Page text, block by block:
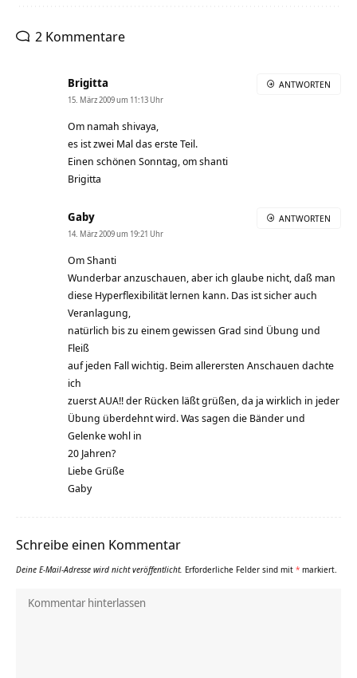
2 Kommentare
Brigitta
15. März 2009 um 11:13 Uhr
Om namah shivaya,
es ist zwei Mal das erste Teil.
Einen schönen Sonntag, om shanti
Brigitta
ANTWORTEN
Gaby
14. März 2009 um 19:21 Uhr
Om Shanti
Wunderbar anzuschauen, aber ich glaube nicht, daß man
diese Hyperflexibilität lernen kann. Das ist sicher auch
Veranlagung,
natürlich bis zu einem gewissen Grad sind Übung und
Fleiß
auf jeden Fall wichtig. Beim allerersten Anschauen dachte
ich
zuerst AUA!! der Rücken läßt grüßen, da ja wirklich in jeder
Übung überdehnt wird. Was sagen die Bänder und
Gelenke wohl in
20 Jahren?
Liebe Grüße
Gaby
ANTWORTEN
Schreibe einen Kommentar
Deine E-Mail-Adresse wird nicht veröffentlicht. Erforderliche Felder sind mit * markiert.